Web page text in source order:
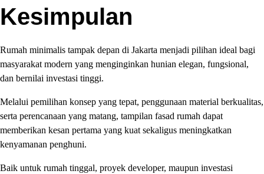
Kesimpulan
Rumah minimalis tampak depan di Jakarta menjadi pilihan ideal bagi
masyarakat modern yang menginginkan hunian elegan, fungsional,
dan bernilai investasi tinggi.
Melalui pemilihan konsep yang tepat, penggunaan material berkualitas,
serta perencanaan yang matang, tampilan fasad rumah dapat
memberikan kesan pertama yang kuat sekaligus meningkatkan
kenyamanan penghuni.
Baik untuk rumah tinggal, proyek developer, maupun investasi